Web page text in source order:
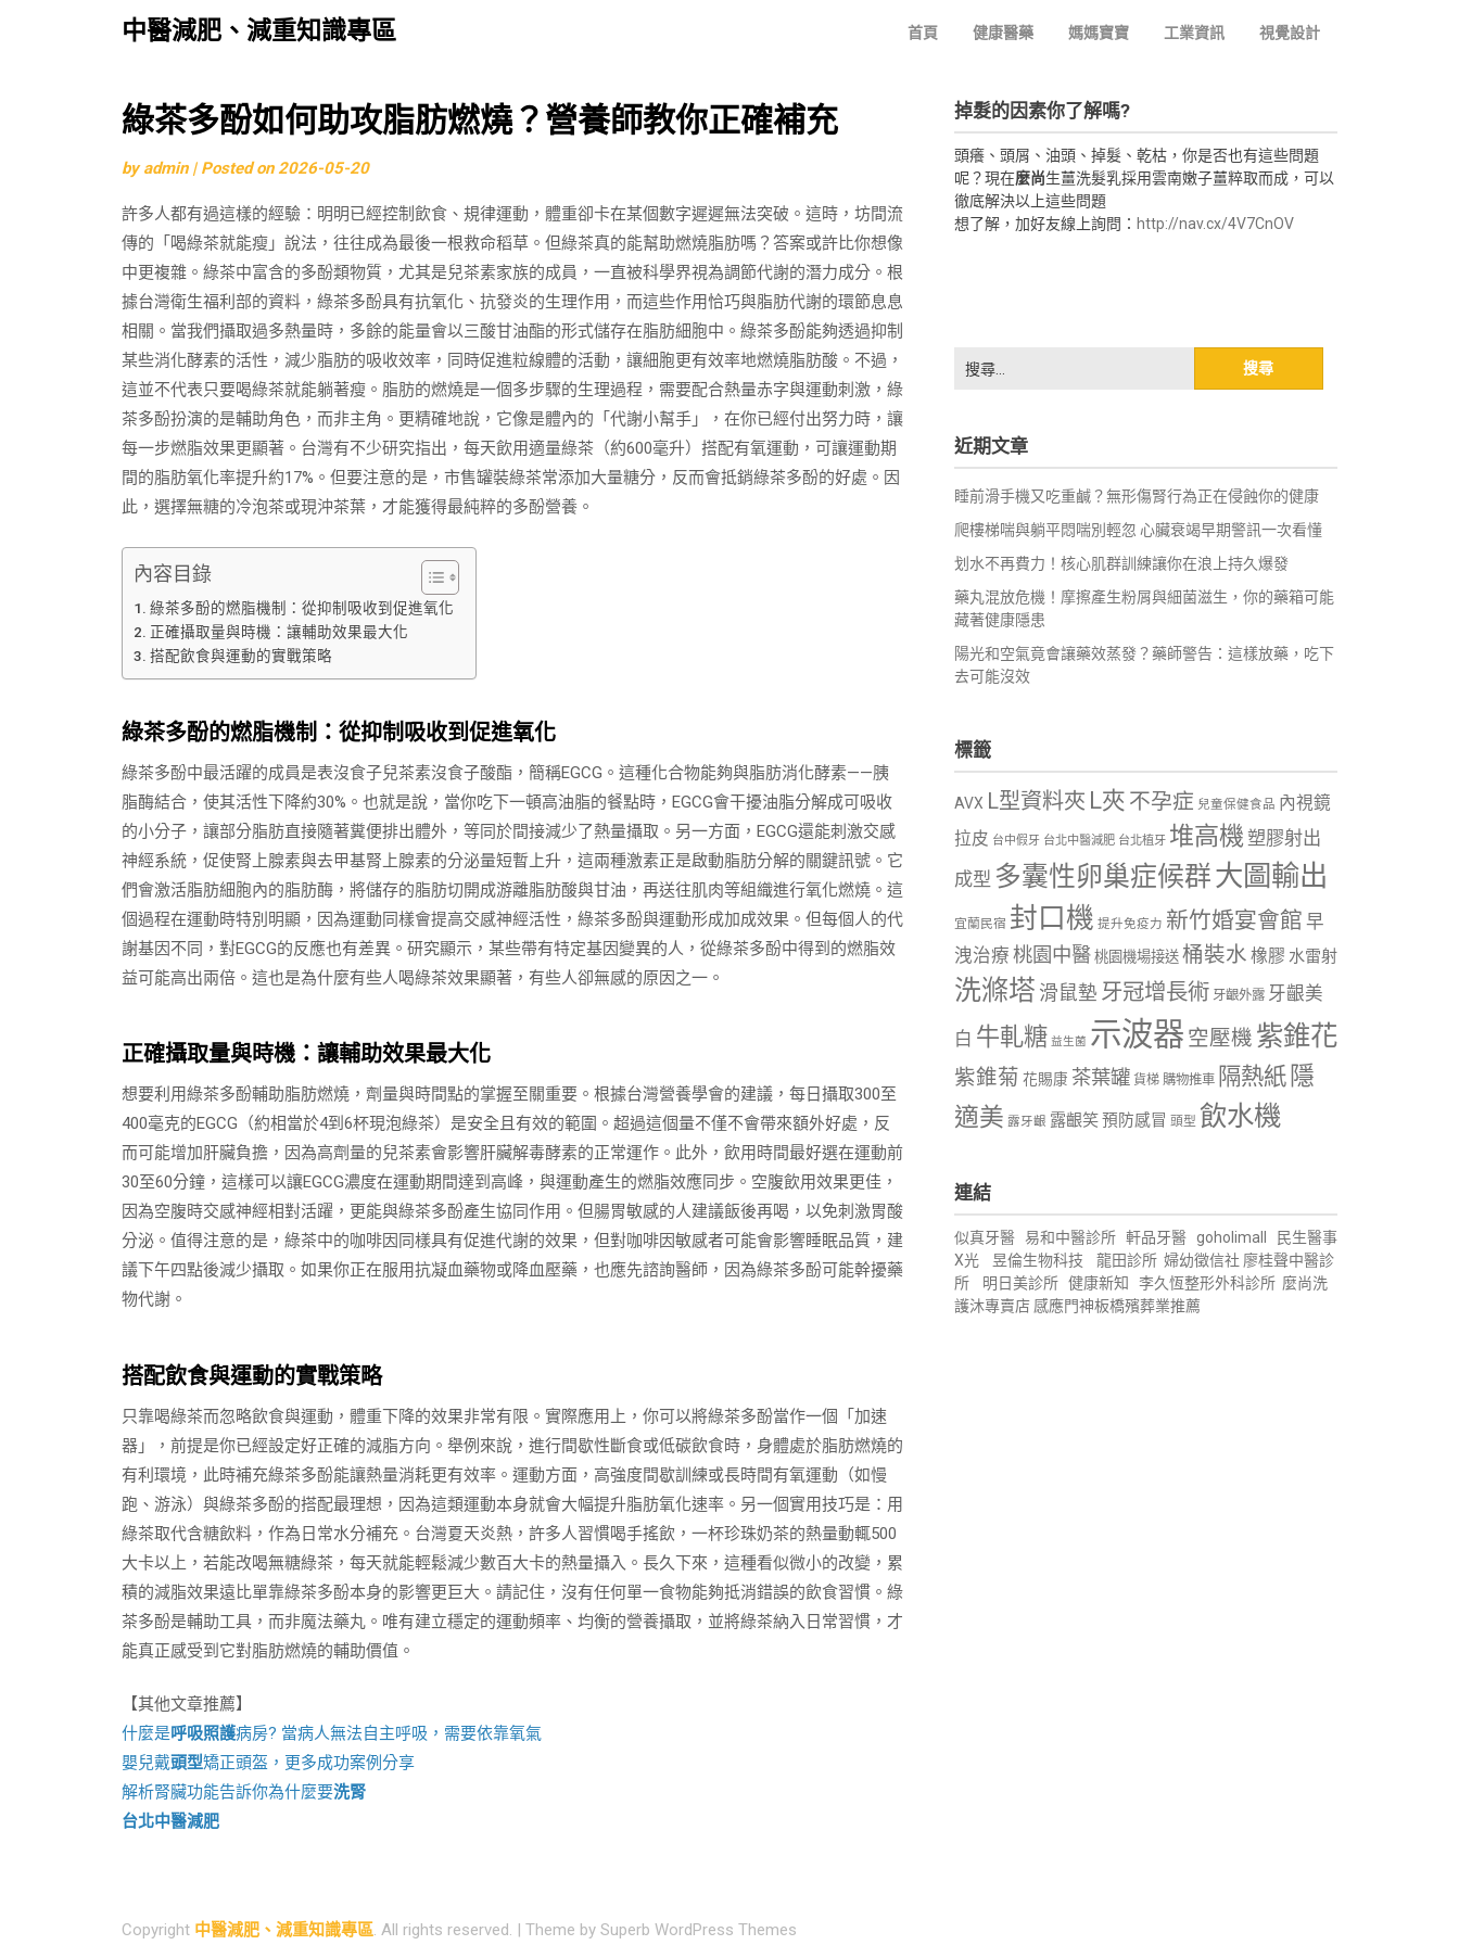
中醫減肥、減重知識專區 首頁 健康醫藥 媽媽寶寶 工業資訊 視覺設計
Skip
to
content
綠茶多酚如何助攻脂肪燃燒？營養師教你正確補充
byadmin | Posted on2026-05-20
許多人都有過這樣的經驗：明明已經控制飲食、規律運動，體重卻卡在某個數字遲遲無法突破。這時，坊間流
傳的「喝綠茶就能瘦」說法，往往成為最後一根救命稻草。但綠茶真的能幫助燃燒脂肪嗎？答案或許比你想像
中更複雜。綠茶中富含的多酚類物質，尤其是兒茶素家族的成員，一直被科學界視為調節代謝的潛力成分。根
據台灣衛生福利部的資料，綠茶多酚具有抗氧化、抗發炎的生理作用，而這些作用恰巧與脂肪代謝的環節息息
相關。當我們攝取過多熱量時，多餘的能量會以三酸甘油酯的形式儲存在脂肪細胞中。綠茶多酚能夠透過抑制
某些消化酵素的活性，減少脂肪的吸收效率，同時促進粒線體的活動，讓細胞更有效率地燃燒脂肪酸。不過，
這並不代表只要喝綠茶就能躺著瘦。脂肪的燃燒是一個多步驟的生理過程，需要配合熱量赤字與運動刺激，綠
茶多酚扮演的是輔助角色，而非主角。更精確地說，它像是體內的「代謝小幫手」，在你已經付出努力時，讓
每一步燃脂效果更顯著。台灣有不少研究指出，每天飲用適量綠茶（約600毫升）搭配有氧運動，可讓運動期
間的脂肪氧化率提升約17%。但要注意的是，市售罐裝綠茶常添加大量糖分，反而會抵銷綠茶多酚的好處。因
此，選擇無糖的冷泡茶或現沖茶葉，才能獲得最純粹的多酚營養。
內容目錄
綠茶多酚的燃脂機制：從抑制吸收到促進氧化
正確攝取量與時機：讓輔助效果最大化
搭配飲食與運動的實戰策略
綠茶多酚的燃脂機制：從抑制吸收到促進氧化
綠茶多酚中最活躍的成員是表沒食子兒茶素沒食子酸酯，簡稱EGCG。這種化合物能夠與脂肪消化酵素——胰
脂酶結合，使其活性下降約30%。也就是說，當你吃下一頓高油脂的餐點時，EGCG會干擾油脂分解成可吸收
的小分子，讓部分脂肪直接隨著糞便排出體外，等同於間接減少了熱量攝取。另一方面，EGCG還能刺激交感
神經系統，促使腎上腺素與去甲基腎上腺素的分泌量短暫上升，這兩種激素正是啟動脂肪分解的關鍵訊號。它
們會激活脂肪細胞內的脂肪酶，將儲存的脂肪切開成游離脂肪酸與甘油，再送往肌肉等組織進行氧化燃燒。這
個過程在運動時特別明顯，因為運動同樣會提高交感神經活性，綠茶多酚與運動形成加成效果。但每個人的代
謝基因不同，對EGCG的反應也有差異。研究顯示，某些帶有特定基因變異的人，從綠茶多酚中得到的燃脂效
益可能高出兩倍。這也是為什麼有些人喝綠茶效果顯著，有些人卻無感的原因之一。
正確攝取量與時機：讓輔助效果最大化
想要利用綠茶多酚輔助脂肪燃燒，劑量與時間點的掌握至關重要。根據台灣營養學會的建議，每日攝取300至
400毫克的EGCG（約相當於4到6杯現泡綠茶）是安全且有效的範圍。超過這個量不僅不會帶來額外好處，反
而可能增加肝臟負擔，因為高劑量的兒茶素會影響肝臟解毒酵素的正常運作。此外，飲用時間最好選在運動前
30至60分鐘，這樣可以讓EGCG濃度在運動期間達到高峰，與運動產生的燃脂效應同步。空腹飲用效果更佳，
因為空腹時交感神經相對活躍，更能與綠茶多酚產生協同作用。但腸胃敏感的人建議飯後再喝，以免刺激胃酸
分泌。值得注意的是，綠茶中的咖啡因同樣具有促進代謝的效果，但對咖啡因敏感者可能會影響睡眠品質，建
議下午四點後減少攝取。如果你正在服用抗凝血藥物或降血壓藥，也應先諮詢醫師，因為綠茶多酚可能幹擾藥
物代謝。
搭配飲食與運動的實戰策略
只靠喝綠茶而忽略飲食與運動，體重下降的效果非常有限。實際應用上，你可以將綠茶多酚當作一個「加速
器」，前提是你已經設定好正確的減脂方向。舉例來說，進行間歇性斷食或低碳飲食時，身體處於脂肪燃燒的
有利環境，此時補充綠茶多酚能讓熱量消耗更有效率。運動方面，高強度間歇訓練或長時間有氧運動（如慢
跑、游泳）與綠茶多酚的搭配最理想，因為這類運動本身就會大幅提升脂肪氧化速率。另一個實用技巧是：用
綠茶取代含糖飲料，作為日常水分補充。台灣夏天炎熱，許多人習慣喝手搖飲，一杯珍珠奶茶的熱量動輒500
大卡以上，若能改喝無糖綠茶，每天就能輕鬆減少數百大卡的熱量攝入。長久下來，這種看似微小的改變，累
積的減脂效果遠比單靠綠茶多酚本身的影響更巨大。請記住，沒有任何單一食物能夠抵消錯誤的飲食習慣。綠
茶多酚是輔助工具，而非魔法藥丸。唯有建立穩定的運動頻率、均衡的營養攝取，並將綠茶納入日常習慣，才
能真正感受到它對脂肪燃燒的輔助價值。
【其他文章推薦】
什麼是呼吸照護病房? 當病人無法自主呼吸，需要依靠氧氣
嬰兒戴頭型矯正頭盔，更多成功案例分享
解析腎臟功能告訴你為什麼要洗腎
台北中醫減肥
掉髮的因素你了解嗎?
頭癢、頭屑、油頭、掉髮、乾枯，你是否也有這些問題
呢？現在麼尚生薑洗髮乳採用雲南嫩子薑粹取而成，可以
徹底解決以上這些問題
想了解，加好友線上詢問： http://nav.cx/4V7CnOV
搜
尋
字:
近期文章
睡前滑手機又吃重鹹？無形傷腎行為正在侵蝕你的健康
爬樓梯喘與躺平悶喘別輕忽 心臟衰竭早期警訊一次看懂
划水不再費力！核心肌群訓練讓你在浪上持久爆發
藥丸混放危機！摩擦產生粉屑與細菌滋生，你的藥箱可能
藏著健康隱患
陽光和空氣竟會讓藥效蒸發？藥師警告：這樣放藥，吃下
去可能沒效
標籤
AVX L型資料夾 L夾 不孕症 兒童保健食品 內視鏡
拉皮 台中假牙 台北中醫減肥 台北植牙 堆高機塑膠射出
成型 多囊性卵巢症候群大圖輸出
宜蘭民宿 封口機 提升免疫力 新竹婚宴會館 早
洩治療 桃園中醫 桃園機場接送 桶裝水 橡膠 水雷射
洗滌塔 滑鼠墊 牙冠增長術 牙齦外露 牙齦美
白 牛軋糖 益生菌 示波器 空壓機 紫錐花
紫錐菊 花賜康 茶葉罐 貨梯 購物推車 隔熱紙 隱
適美 露牙齦 露齦笑預防感冒 頭型 飲水機
連結
似真牙醫 易和中醫診所 軒品牙醫 goholimall
民生醫事
X光
昱倫生物科技 龍田診所 婦幼徵信社 廖桂聲中醫診
所
明日美診所 健康新知 李久恆整形外科診所 麼尚洗
護沐專賣店 感應門神板橋殯葬業推薦
Copyright 中醫減肥、減重知識專區. All rights reserved. | Theme by Superb WordPress Themes